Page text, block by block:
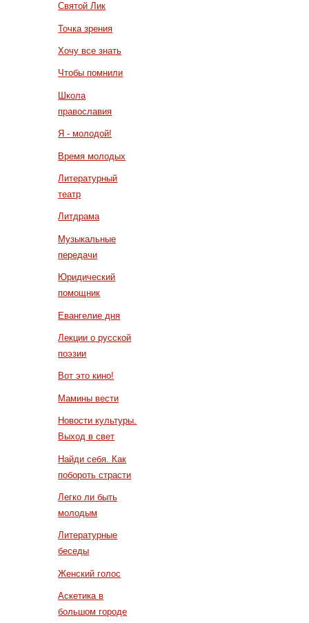
Святой Лик
Точка зрения
Хочу все знать
Чтобы помнили
Школа
православия
Я - молодой!
Время молодых
Литературный
театр
Литдрама
Музыкальные
передачи
Юридический
помощник
Евангелие дня
Лекции о русской
поэзии
Вот это кино!
Мамины вести
Новости культуры.
Выход в свет
Найди себя. Как
побороть страсти
Легко ли быть
молодым
Литературные
беседы
Женский голос
Аскетика в
большом городе